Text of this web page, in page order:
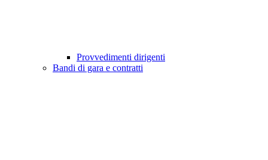
Provvedimenti dirigenti
Bandi di gara e contratti